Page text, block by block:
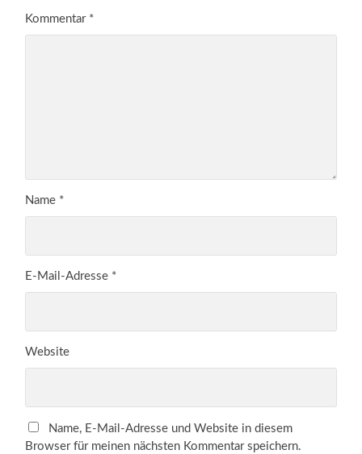
Kommentar *
Name *
E-Mail-Adresse *
Website
Name, E-Mail-Adresse und Website in diesem
Browser für meinen nächsten Kommentar speichern.